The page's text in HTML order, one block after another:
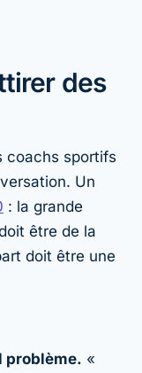
des
coachs sportifs
Un
: la grande
être de la
doit être une
problème. «